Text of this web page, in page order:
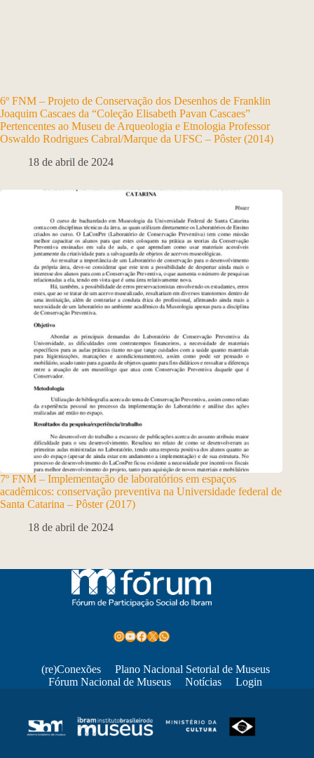
6º FNM – Projeto de Conservação dos Desenhos de Franklin
Joaquim Cascaes da “Coleção Elisabeth Pavan Cascaes”
Pertencentes ao Museu de Arqueologia e Etnologia Professor
Oswaldo Rodrigues Cabral/Marque da UFSC – Pôster (2014)
18 de abril de 2024
7º FNM – Implementação de laboratórios em espaços
acadêmicos: conservação preventiva na Universidade federal de
Santa Catarina – Pôster (2017)
18 de abril de 2024
Instagram
Youtube
Facebook
X WhatsApp
(re)Conexões
Plano Nacional Setorial de Museus
Fórum Nacional de Museus
Notícias Login